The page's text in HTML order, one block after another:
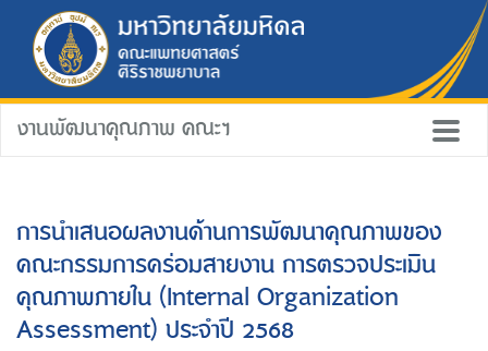
งานพัฒนาคุณภาพ คณะฯ
การนำเสนอผลงานด้านการพัฒนาคุณภาพของ
คณะกรรมการคร่อมสายงาน การตรวจประเมิน
คุณภาพภายใน (Internal Organization
Assessment) ประจำปี 2568